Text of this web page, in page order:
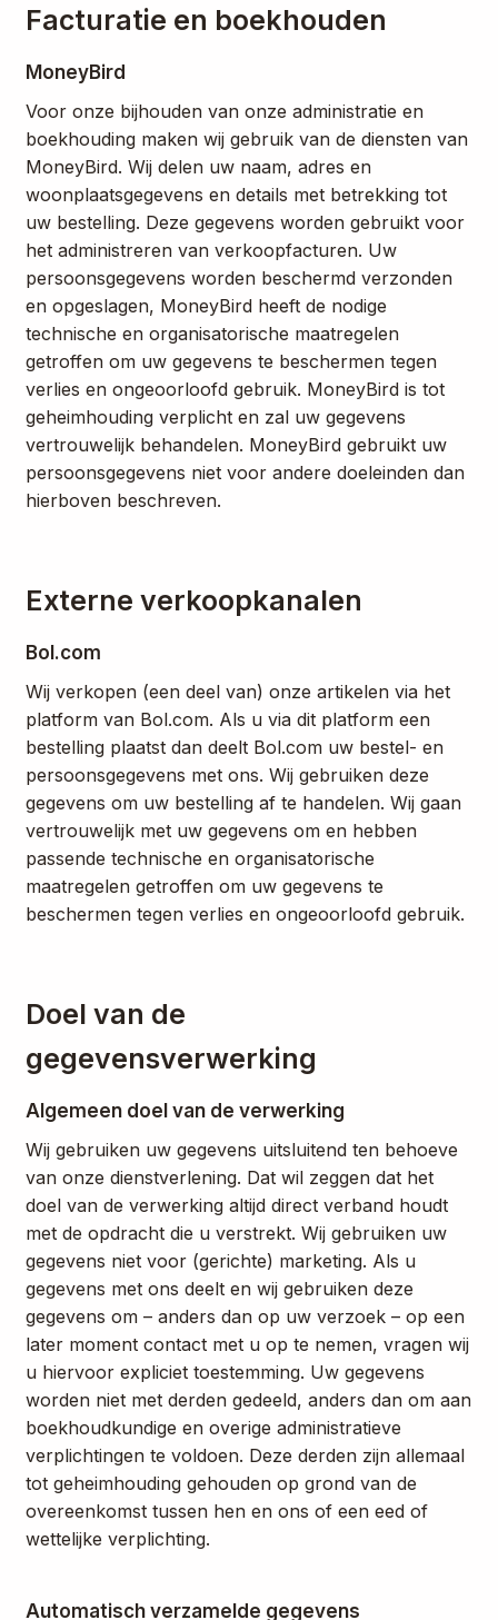
Facturatie en boekhouden
MoneyBird
Voor onze bijhouden van onze administratie en
boekhouding maken wij gebruik van de diensten van
MoneyBird. Wij delen uw naam, adres en
woonplaatsgegevens en details met betrekking tot
uw bestelling. Deze gegevens worden gebruikt voor
het administreren van verkoopfacturen. Uw
persoonsgegevens worden beschermd verzonden
en opgeslagen, MoneyBird heeft de nodige
technische en organisatorische maatregelen
getroffen om uw gegevens te beschermen tegen
verlies en ongeoorloofd gebruik. MoneyBird is tot
geheimhouding verplicht en zal uw gegevens
vertrouwelijk behandelen. MoneyBird gebruikt uw
persoonsgegevens niet voor andere doeleinden dan
hierboven beschreven.
Externe verkoopkanalen
Bol.com
Wij verkopen (een deel van) onze artikelen via het
platform van Bol.com. Als u via dit platform een
bestelling plaatst dan deelt Bol.com uw bestel- en
persoonsgegevens met ons. Wij gebruiken deze
gegevens om uw bestelling af te handelen. Wij gaan
vertrouwelijk met uw gegevens om en hebben
passende technische en organisatorische
maatregelen getroffen om uw gegevens te
beschermen tegen verlies en ongeoorloofd gebruik.
Doel van de
gegevensverwerking
Algemeen doel van de verwerking
Wij gebruiken uw gegevens uitsluitend ten behoeve
van onze dienstverlening. Dat wil zeggen dat het
doel van de verwerking altijd direct verband houdt
met de opdracht die u verstrekt. Wij gebruiken uw
gegevens niet voor (gerichte) marketing. Als u
gegevens met ons deelt en wij gebruiken deze
gegevens om – anders dan op uw verzoek – op een
later moment contact met u op te nemen, vragen wij
u hiervoor expliciet toestemming. Uw gegevens
worden niet met derden gedeeld, anders dan om aan
boekhoudkundige en overige administratieve
verplichtingen te voldoen. Deze derden zijn allemaal
tot geheimhouding gehouden op grond van de
overeenkomst tussen hen en ons of een eed of
wettelijke verplichting.
Automatisch verzamelde gegevens